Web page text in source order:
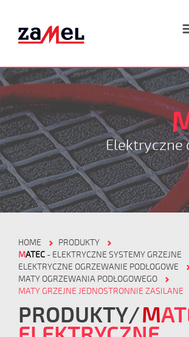
Elektryczne
HOME
PRODUKTY
MATEC - ELEKTRYCZNE SYSTEMY GRZEJNE
ELEKTRYCZNE OGRZEWANIE PODŁOGOWE
MATY OGRZEWANIA PODŁOGOWEGO
MATY GRZEJNE JEDNOSTRONNIE ZASILANE
PRODUKTY M